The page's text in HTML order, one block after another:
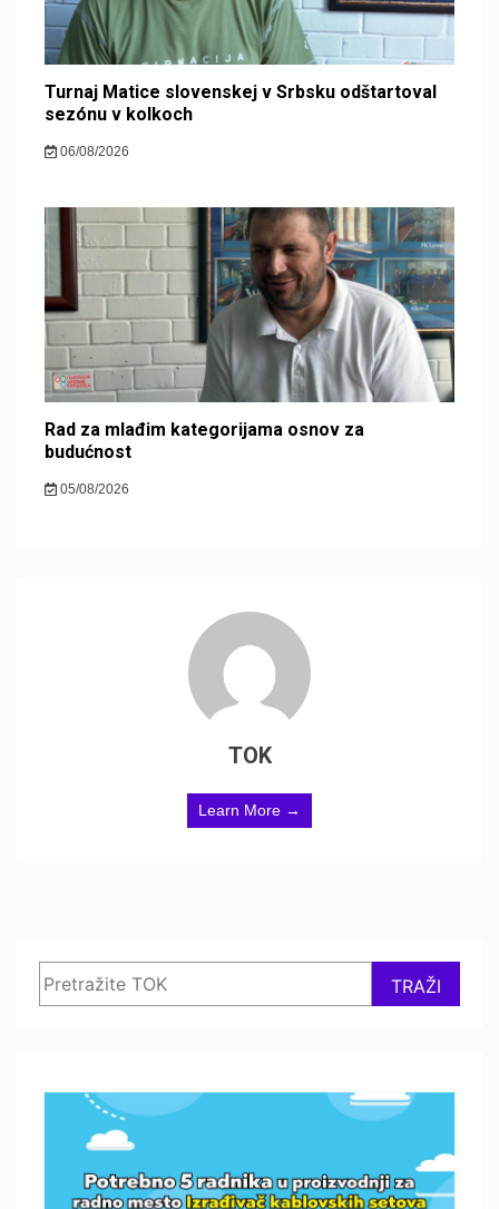
Turnaj Matice slovenskej v Srbsku odštartoval
sezónu v kolkoch
06/08/2026
Rad za mlađim kategorijama osnov za
budućnost
05/08/2026
TOK
Learn More →
TRAŽI